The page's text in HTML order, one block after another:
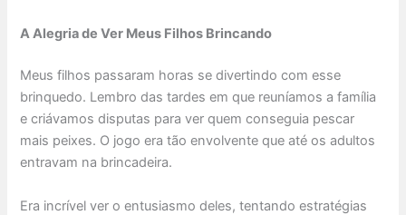
A Alegria de Ver Meus Filhos Brincando
Meus filhos passaram horas se divertindo com esse
brinquedo. Lembro das tardes em que reuníamos a família
e criávamos disputas para ver quem conseguia pescar
mais peixes. O jogo era tão envolvente que até os adultos
entravam na brincadeira.
Era incrível ver o entusiasmo deles, tentando estratégias